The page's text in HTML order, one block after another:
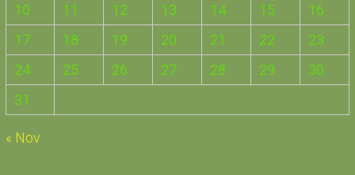
10
11 12 13 14 15
16
17
18 19 20 21 22
23
24
25 26 27 28 29
30
31
« Nov